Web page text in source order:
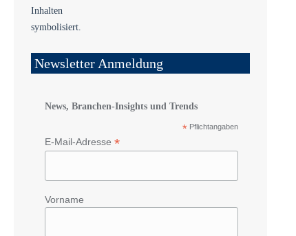
Newsletter Anmeldung
News, Branchen-Insights und Trends
* Pflichtangaben
E-Mail-Adresse *
Vorname